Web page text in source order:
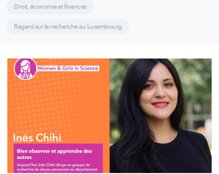
Droit, économie et finances
Regard sur la recherche au Luxembourg